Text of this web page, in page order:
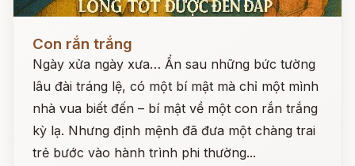
Con rắn trắng
Ngày xửa ngày xưa… Ẩn sau những bức tường
lâu đài tráng lệ, có một bí mật mà chỉ một mình
nhà vua biết đến – bí mật về một con rắn trắng
kỳ lạ. Nhưng định mệnh đã đưa một chàng trai
trẻ bước vào hành trình phi thường...